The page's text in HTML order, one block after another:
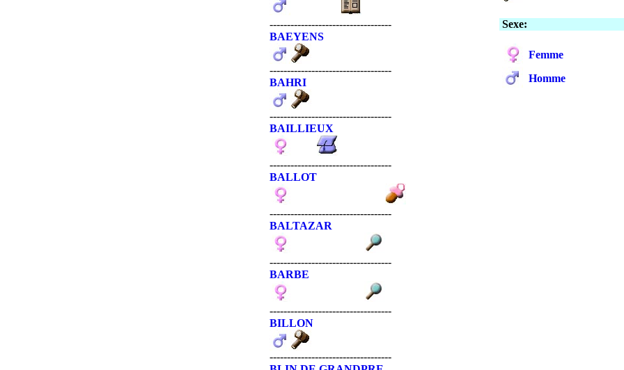
-----------------------------------
BAEYENS
-----------------------------------
BAHRI
-----------------------------------
BAILLIEUX
-----------------------------------
BALLOT
-----------------------------------
BALTAZAR
-----------------------------------
BARBE
-----------------------------------
BILLON
-----------------------------------
Sexe:
Femme
Homme